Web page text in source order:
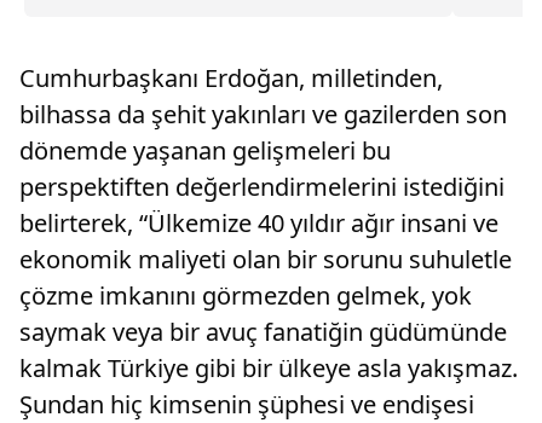
Sokak'tak...
Cumhurbaşkanı Erdoğan, milletinden,
bilhassa da şehit yakınları ve gazilerden son
dönemde yaşanan gelişmeleri bu
perspektiften değerlendirmelerini istediğini
belirterek, “Ülkemize 40 yıldır ağır insani ve
ekonomik maliyeti olan bir sorunu suhuletle
çözme imkanını görmezden gelmek, yok
saymak veya bir avuç fanatiğin güdümünde
kalmak Türkiye gibi bir ülkeye asla yakışmaz.
Şundan hiç kimsenin şüphesi ve endişesi